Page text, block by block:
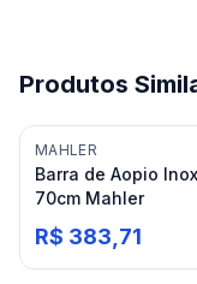
Produtos
MAHLER
Barra de Aopio Inox
70cm Mahler
R$ 383,71